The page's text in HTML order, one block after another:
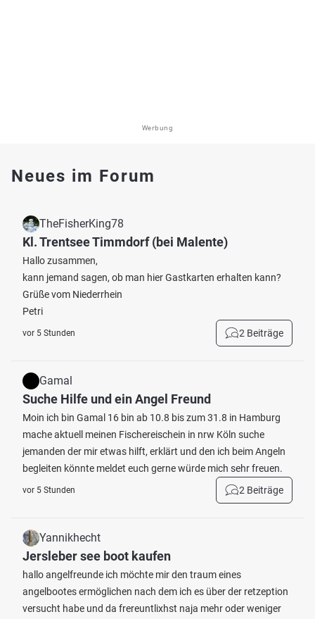
Werbung
Neues im Forum
TheFisherKing78
Kl. Trentsee Timmdorf (bei Malente)
Hallo zusammen,
kann jemand sagen, ob man hier Gastkarten erhalten kann?
Grüße vom Niederrhein
Petri
vor 5 Stunden 2 Beiträge
Gamal
Suche Hilfe und ein Angel Freund
Moin ich bin Gamal 16 bin ab 10.8 bis zum 31.8 in Hamburg
mache aktuell meinen Fischereischein in nrw Köln suche
jemanden der mir etwas hilft, erklärt und den ich beim Angeln
begleiten könnte meldet euch gerne würde mich sehr freuen.
vor 5 Stunden 2 Beiträge
Yannikhecht
Jersleber see boot kaufen
hallo angelfreunde ich möchte mir den traum eines
angelbootes ermöglichen nach dem ich es über der retzeption
versucht habe und da frereuntlixhst naja mehr oder weniger